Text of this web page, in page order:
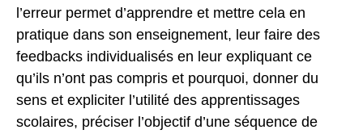
l’erreur permet d’apprendre et mettre cela en
pratique dans son enseignement, leur faire des
feedbacks individualisés en leur expliquant ce
qu’ils n’ont pas compris et pourquoi, donner du
sens et expliciter l’utilité des apprentissages
scolaires, préciser l’objectif d’une séquence de